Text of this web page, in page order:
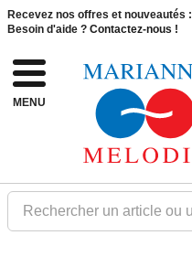
Recevez nos offres et nouveautés :
Besoin d'aide ? Contactez-nous !
MENU
Rechercher un article ou